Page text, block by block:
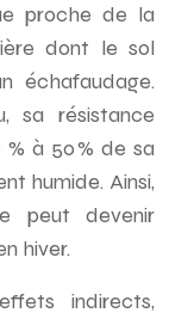
proche de la
dont le sol
échafaudage.
sa résistance
à 50 % de sa
humide. Ainsi,
peut devenir
hiver.
indirects,